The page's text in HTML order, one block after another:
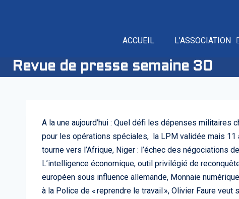
ACCUEIL L’ASSOCIATION
Revue de presse semaine 30
A la une aujourd’hui : Quel défi les dépenses
pour les opérations spéciales, la LPM validée mais 11
tourne vers l’Afrique, Niger : l’échec des négociations
L’intelligence économique, outil privilégié de
européen sous influence allemande, Monnaie
à la Police de « reprendre le travail », Olivier Faure